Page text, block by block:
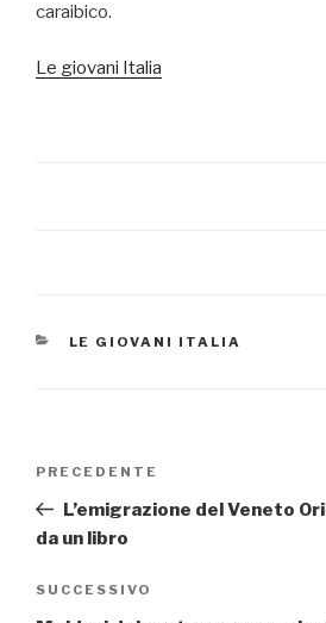
caraibico.
Le giovani Italia
CATEGORIE
LE GIOVANI ITALIA
Articolo
precedente:
PRECEDENTE
L’emigrazione del Veneto
da un libro
Articolo
SUCCESSIVO